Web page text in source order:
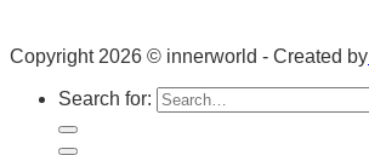
Copyright 2026 © innerworld - Created by
Search for: